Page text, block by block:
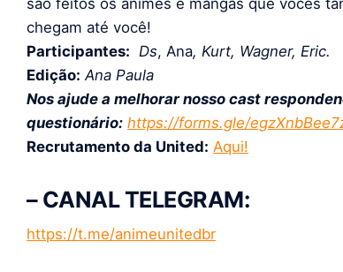
chegam até você!
Participantes: Ds, Ana, Kurt, Wagner, Eric.
Edição: Ana Paula
Nos ajude a melhorar nosso cast
questionário: https://forms.gle/
Recrutamento da United: Aqui!
– CANAL TELEGRAM:
https://t.me/animeunitedbr